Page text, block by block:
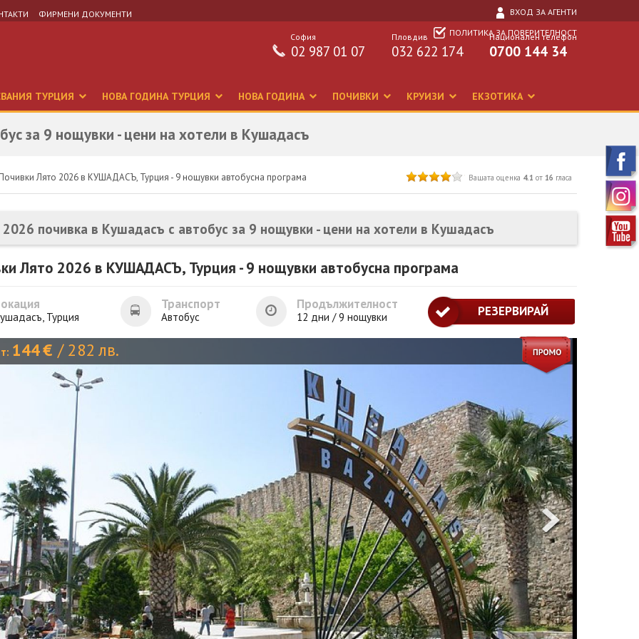
ФИРМЕНИ ДОКУМЕНТИ
ВХОД ЗА АГЕНТИ
ПОЛИТИКА ЗА ПОВЕРИТЕЛНОСТ
Национален телефон
0700 144 34
Пловдив
032 622 174
София
02 987 01 07
ТУРЦИЯ НОВА ГОДИНА ТУРЦИЯ НОВА ГОДИНА ПОЧИВКИ КРУИЗИ ЕКЗОТИКА
за 9 нощувки - цени на хотели в Кушадасъ
Лято 2026 в КУШАДАСЪ, Турция - 9 нощувки автобусна програма Вашата оценка 4.1 от 16 гласа
почивка в Кушадасъ с автобус за 9 нощувки - цени на хотели в Кушадасъ
Лято 2026 в КУШАДАСЪ, Турция - 9 нощувки автобусна програма
Турция
Транспорт
Автобус
Продължителност
12 дни / 9 нощувки РЕЗЕРВИРАЙ
144€ / 282 лв.